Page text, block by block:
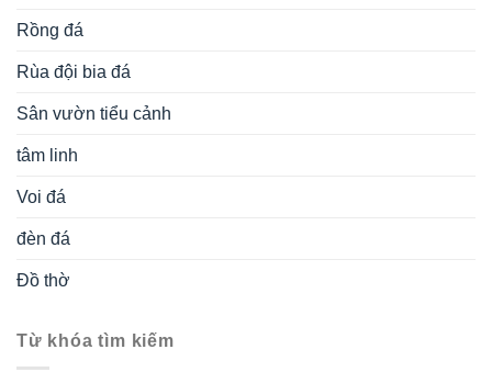
Rồng đá
Rùa đội bia đá
Sân vườn tiểu cảnh
tâm linh
Voi đá
đèn đá
Đồ thờ
Từ khóa tìm kiếm